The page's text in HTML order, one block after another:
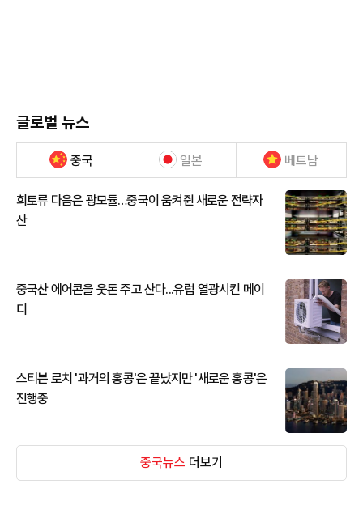
글로벌 뉴스
중국 일본 베트남
희토류 다음은 광모듈…중국이 움켜쥔 새로운 전략자
산
중국산 에어콘을 웃돈 주고 산다...유럽 열광시킨 메이
디
스티븐 로치 '과거의 홍콩'은 끝났지만 '새로운 홍콩'은
진행중
중국뉴스 더보기